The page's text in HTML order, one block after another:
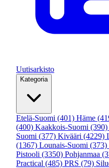
Uutisarkisto
Kategoria
Etelä-Suomi (401) Häme
(400) Kaakkois-Suomi (390)
Suomi (377) Kivääri (4229)
(1367) Lounais-Suomi (373)
Pistooli (3350) Pohjanmaa
Practical (485) PRS (79)